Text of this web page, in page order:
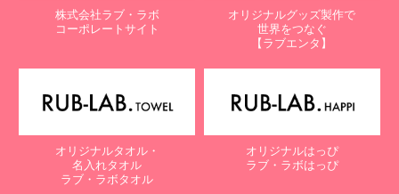
株式会社ラブ・ラボ
コーポレートサイト
オリジナルグッズ製作で
世界をつなぐ
【ラブエンタ】
オリジナルタオル・
名入れタオル
ラブ・ラボタオル
オリジナルはっぴ
ラブ・ラボはっぴ